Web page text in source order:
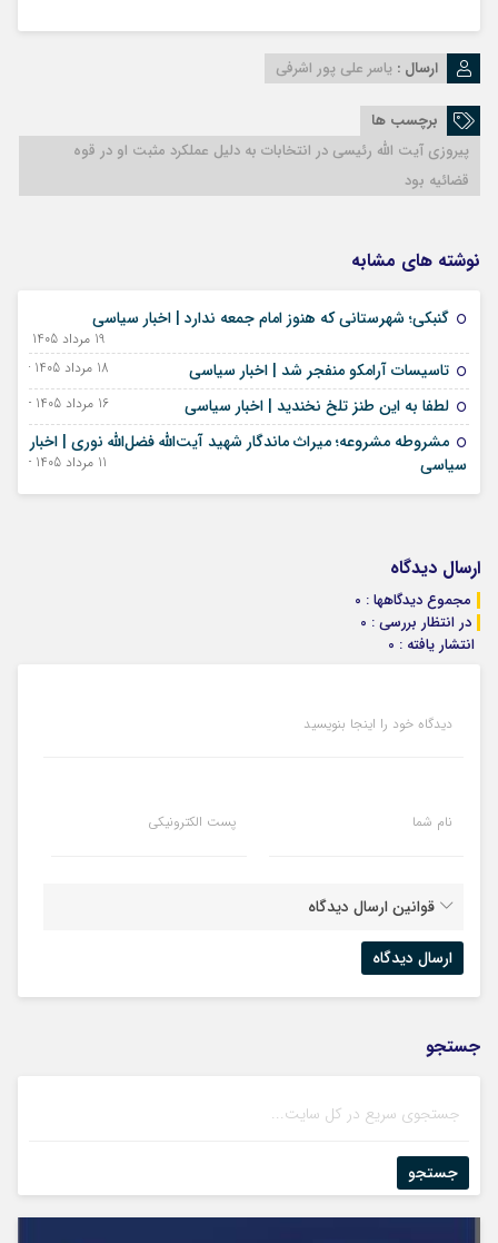
ارسال : یاسر علی پور اشرفی
برچسب ها
پیروزی آیت الله رئیسی در انتخابات به دلیل عملکرد مثبت او در قوه
قضائیه بود
نوشته های مشابه
گنبکی؛ شهرستانی که هنوز امام جمعه ندارد | اخبار سیاسی
19 مرداد 1405 - 10 اوت 2026
تاسیسات آرامکو منفجر شد | اخبار سیاسی 18 مرداد 1405 - 09 اوت 2026
لطفا به این طنز تلخ نخندید | اخبار سیاسی 16 مرداد 1405 - 07 اوت 2026
مشروطه مشروعه؛ میراث ماندگار شهید آیت‌الله فضل‌الله نوری | اخبار
سیاسی
11 مرداد 1405 - 02 اوت 2026
ارسال دیدگاه
مجموع دیدگاهها : 0
در انتظار بررسی : 0
انتشار یافته : 0
دیدگاه خود را اینجا بنویسید
نام شما پست الکترونیکی
قوانین ارسال دیدگاه
جستجو
جستجو